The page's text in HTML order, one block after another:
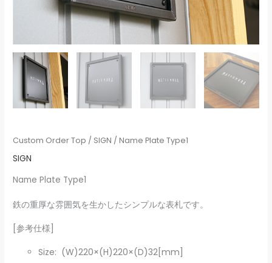
Custom Order Top / SIGN / Name Plate Type1
SIGN
Name Plate Type1
鉄の重厚な雰囲気を生かしたシンプルな表札です。
[参考仕様]
Size: (W)220×(H)220×(D)32[mm]